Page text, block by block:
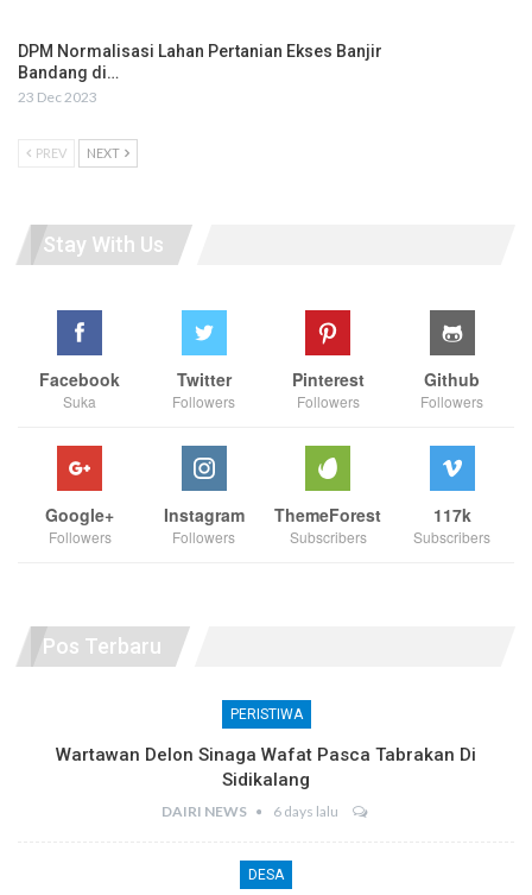
DPM Normalisasi Lahan Pertanian Ekses Banjir
Bandang di…
23 Dec 2023
PREV NEXT
Stay With Us
Facebook
Suka
Twitter
Followers
Pinterest
Followers
Github
Followers
Google+
Followers
Instagram
Followers
ThemeForest
Subscribers
117k
Subscribers
Pos Terbaru
PERISTIWA
Wartawan Delon Sinaga Wafat Pasca Tabrakan Di
Sidikalang
DAIRI NEWS 6 days lalu
DESA